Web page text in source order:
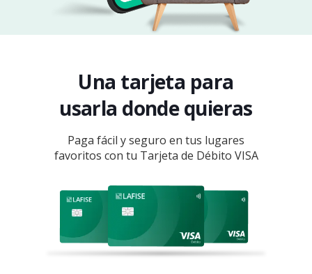
Una tarjeta para
usarla donde quieras
Paga fácil y seguro en tus lugares
favoritos con tu Tarjeta de Débito VISA